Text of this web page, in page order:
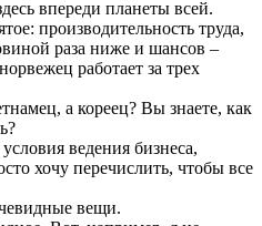
впереди планеты всей.
производительность труда,
раза ниже и шансов –
работает за трех
а кореец? Вы знаете, как
ведения бизнеса,
хочу перечислить, чтобы все
вещи.